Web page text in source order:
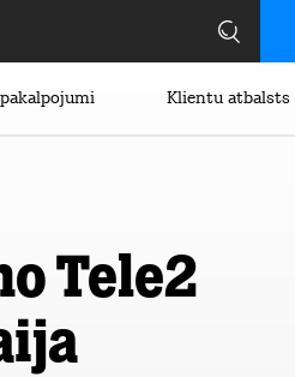
Klientu atbalsts
Tele2